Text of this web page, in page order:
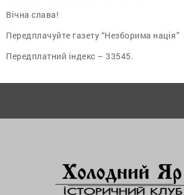
Вічна слава!
Передплачуйте газету “Незборима нація”
Передплатний індекс – 33545.